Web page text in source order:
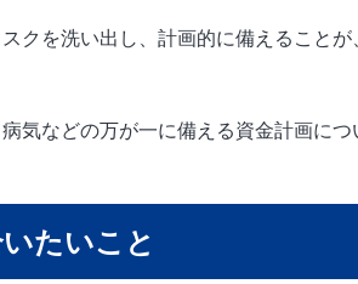
クを洗い出し、計画的に備えること
などの万が一に備える資金計画につ
たいこと